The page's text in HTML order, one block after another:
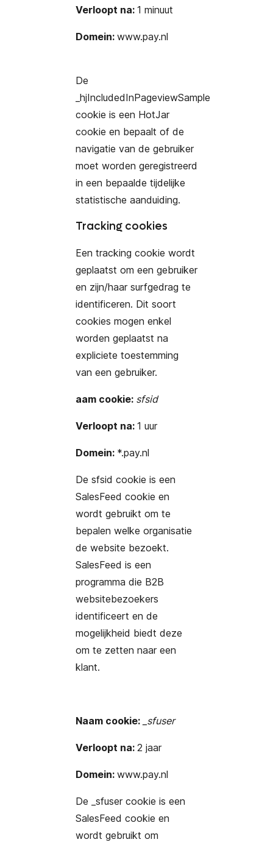
Verloopt na: 1 minuut
Domein: www.pay.nl
De
_hjIncludedInPageviewSample
cookie is een HotJar
cookie en bepaalt of de
navigatie van de gebruiker
moet worden geregistreerd
in een bepaalde tijdelijke
statistische aanduiding.
Tracking cookies
Een tracking cookie wordt
geplaatst om een gebruiker
en zijn/haar surfgedrag te
identificeren. Dit soort
cookies mogen enkel
worden geplaatst na
expliciete toestemming
van een gebruiker.
aam cookie: sfsid
Verloopt na: 1 uur
Domein: *.pay.nl
De sfsid cookie is een
SalesFeed cookie en
wordt gebruikt om te
bepalen welke organisatie
de website bezoekt.
SalesFeed is een
programma die B2B
websitebezoekers
identificeert en de
mogelijkheid biedt deze
om te zetten naar een
klant.
Naam cookie: _sfuser
Verloopt na: 2 jaar
Domein: www.pay.nl
De _sfuser cookie is een
SalesFeed cookie en
wordt gebruikt om